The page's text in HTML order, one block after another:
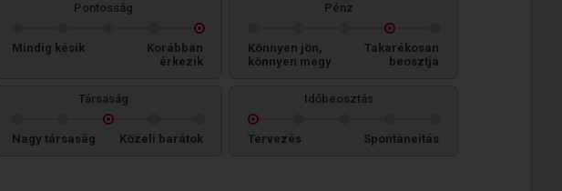
Pontosság
Mindig késik
Korábban
érkezik
Pénz
Könnyen jön,
könnyen megy
Takarékosan
beosztja
Társaság
Nagy társaság Közeli barátok
Időbeosztás
Tervezés Spontaneitás